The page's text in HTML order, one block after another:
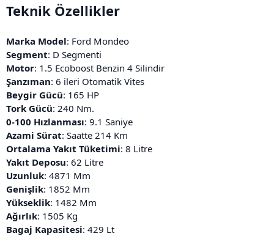
Teknik Özellikler
Marka Model: Ford Mondeo
Segment: D Segmenti
Motor: 1.5 Ecoboost Benzin 4 Silindir
Şanzıman: 6 ileri Otomatik Vites
Beygir Gücü: 165 HP
Tork Gücü: 240 Nm.
0-100 Hızlanması: 9.1 Saniye
Azami Sürat: Saatte 214 Km
Ortalama Yakıt Tüketimi: 8 Litre
Yakıt Deposu: 62 Litre
Uzunluk: 4871 Mm
Genişlik: 1852 Mm
Yükseklik: 1482 Mm
Ağırlık: 1505 Kg
Bagaj Kapasitesi: 429 Lt